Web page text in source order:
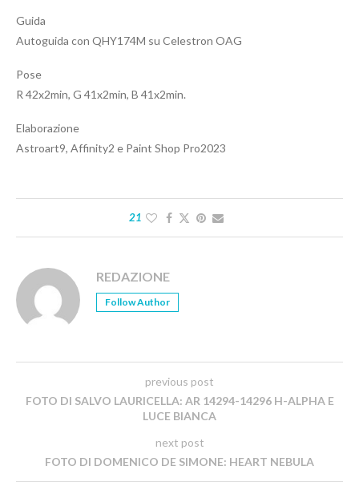
Guida
Autoguida con QHY174M su Celestron OAG
Pose
R 42x2min, G 41x2min, B 41x2min.
Elaborazione
Astroart9, Affinity2 e Paint Shop Pro2023
21
REDAZIONE
Follow Author
previous post
FOTO DI SALVO LAURICELLA: AR 14294-14296 H-ALPHA E
LUCE BIANCA
next post
FOTO DI DOMENICO DE SIMONE: HEART NEBULA